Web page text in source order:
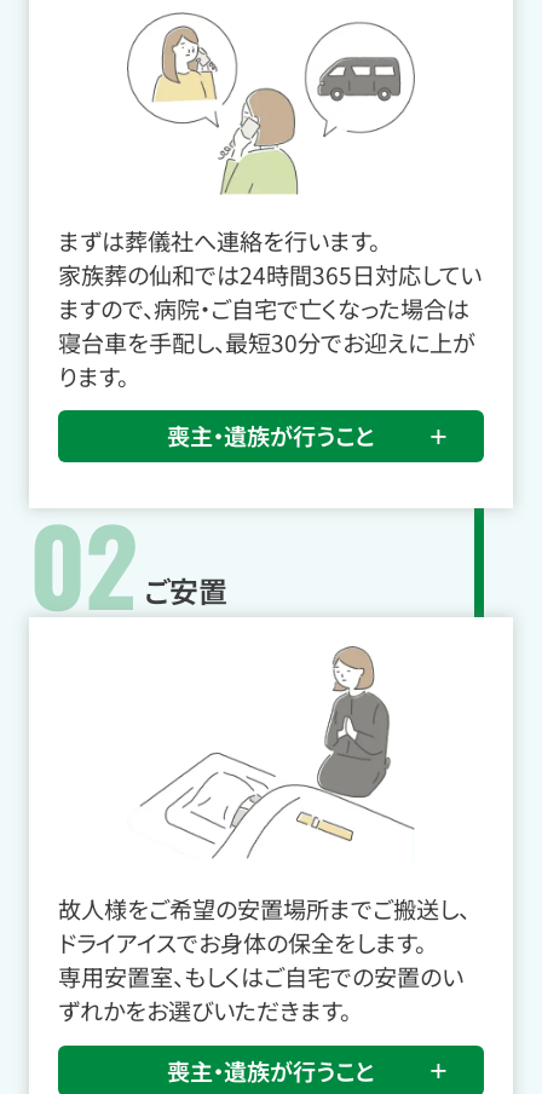
まずは葬儀社へ連絡を行います。
家族葬の仙和では24時間365日対応してい
ますので、病院・ご自宅で亡くなった場合は
寝台車を手配し、最短30分でお迎えに上が
ります。
喪主・遺族が行うこと
02 ご安置
故人様をご希望の安置場所までご搬送し、
ドライアイスでお身体の保全をします。
専用安置室、もしくはご自宅での安置のい
ずれかをお選びいただきます。
喪主・遺族が行うこと